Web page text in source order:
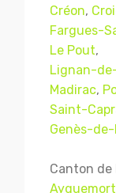
Créon,
Fargues-
Le Pout,
Lignan-
Madirac,
Saint-
Genès-
Canton de